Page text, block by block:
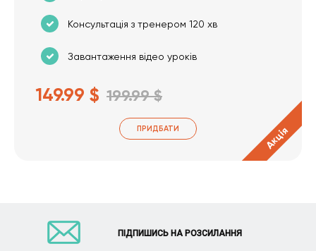
Консультація з тренером 120 хв
Завантаження відео уроків
149.99 $ 199.99 $
ПРИДБАТИ Акція
ПІДПИШИСЬ НА РОЗСИЛАННЯ